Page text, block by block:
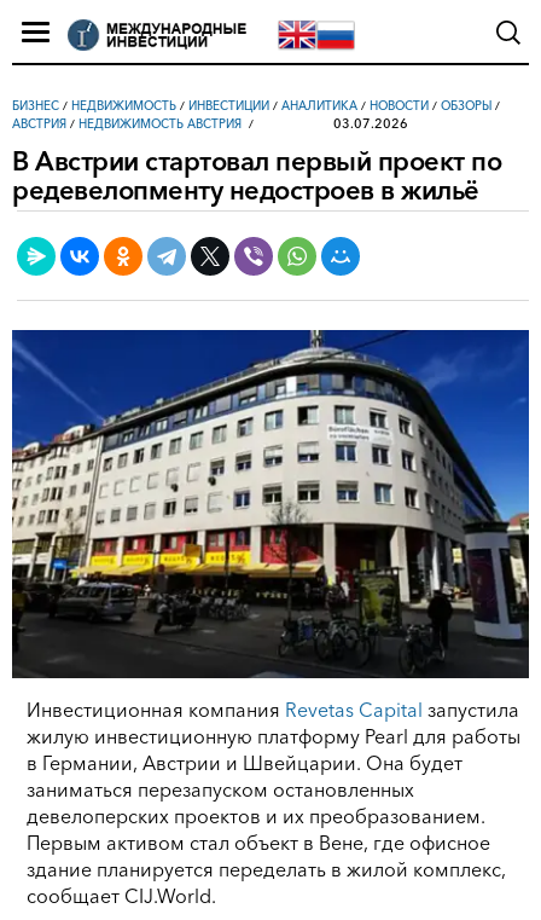
БИЗНЕС / НЕДВИЖИМОСТЬ / ИНВЕСТИЦИИ / АНАЛИТИКА / НОВОСТИ / ОБЗОРЫ /
АВСТРИЯ / НЕДВИЖИМОСТЬ АВСТРИЯ 03.07.2026
В Австрии стартовал первый проект по
редевелопменту недостроев в жильё
Инвестиционная компания Revetas Capital запустила
жилую инвестиционную платформу Pearl для работы
в Германии, Австрии и Швейцарии. Она будет
заниматься перезапуском остановленных
девелоперских проектов и их преобразованием.
Первым активом стал объект в Вене, где офисное
здание планируется переделать в жилой комплекс,
сообщает CIJ.World.